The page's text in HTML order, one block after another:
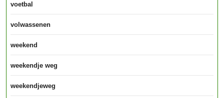
voetbal
volwassenen
weekend
weekendje weg
weekendjeweg